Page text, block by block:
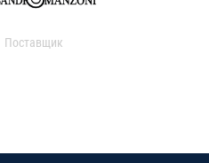
Поставщик